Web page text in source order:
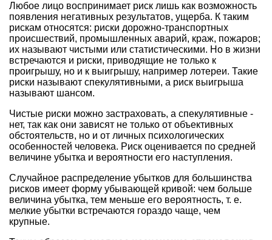
Любое лицо воспринимает риск лишь как возможность
появления негативных результатов, ущерба. К таким
рискам относятся: риски дорожно-транспортных
происшествий, промышленных аварий, краж, пожаров;
их называют чистыми или статистическими. Но в жизни
встречаются и риски, приводящие не только к
проигрышу, но и к выигрышу, например лотереи. Такие
риски называют спекулятивными, а риск выигрыша
называют шансом.
Чистые риски можно застраховать, а спекулятивные -
нет, так как они зависят не только от объективных
обстоятельств, но и от личных психологических
особенностей человека. Риск оценивается по средней
величине убытка и вероятности его наступления.
Случайное распределение убытков для большинства
рисков имеет форму убывающей кривой: чем больше
величина убытка, тем меньше его вероятность, т. е.
мелкие убытки встречаются гораздо чаще, чем
крупные.